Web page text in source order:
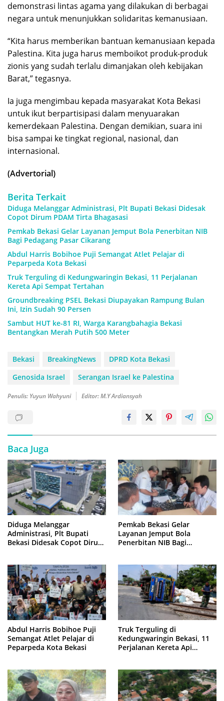
demonstrasi lintas agama yang dilakukan di berbagai
negara untuk menunjukkan solidaritas kemanusiaan.
“Kita harus memberikan bantuan kemanusiaan kepada
Palestina. Kita juga harus memboikot produk-produk
zionis yang sudah terlalu dimanjakan oleh kebijakan
Barat,” tegasnya.
Ia juga mengimbau kepada masyarakat Kota Bekasi
untuk ikut berpartisipasi dalam menyuarakan
kemerdekaan Palestina. Dengan demikian, suara ini
bisa sampai ke tingkat regional, nasional, dan
internasional.
(Advertorial)
Berita Terkait
Diduga Melanggar Administrasi, Plt Bupati Bekasi Didesak
Copot Dirum PDAM Tirta Bhagasasi
Pemkab Bekasi Gelar Layanan Jemput Bola Penerbitan NIB
Bagi Pedagang Pasar Cikarang
Abdul Harris Bobihoe Puji Semangat Atlet Pelajar di
Peparpeda Kota Bekasi
Truk Terguling di Kedungwaringin Bekasi, 11 Perjalanan
Kereta Api Sempat Tertahan
Groundbreaking PSEL Bekasi Diupayakan Rampung Bulan
Ini, Izin Sudah 90 Persen
Sambut HUT ke-81 RI, Warga Karangbahagia Bekasi
Bentangkan Merah Putih 500 Meter
Bekasi BreakingNews
DPRD Kota Bekasi
Genosida Israel
Serangan Israel ke Palestina
Penulis: Yuyun Wahyuni Editor: M.Y Ardiansyah
Baca Juga
Diduga Melanggar
Administrasi, Plt Bupati
Bekasi Didesak Copot Dirum
Pemkab Bekasi Gelar
Layanan Jemput Bola
Penerbitan NIB Bagi
Abdul Harris Bobihoe Puji
Semangat Atlet Pelajar di
Peparpeda Kota Bekasi
Truk Terguling di
Kedungwaringin Bekasi, 11
Perjalanan Kereta Api